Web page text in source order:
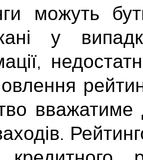
можуть
у
вважатиме